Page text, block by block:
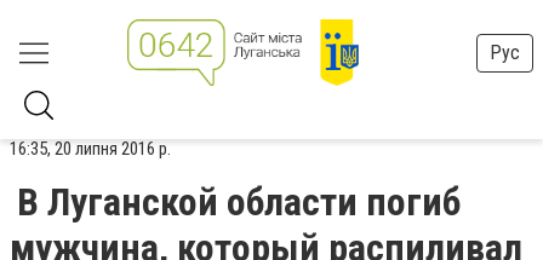
Рус
16:35, 20 липня 2016 р.
В Луганской области погиб
мужчина, который распиливал